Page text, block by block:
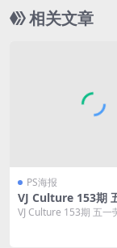
相关文章
PS海报
VJ Culture 153期
51收官之战 开门红
VJ Culture 153期 五一